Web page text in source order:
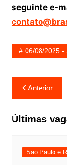
seguinte e-
06/08/2025 -
Navegação
de
Post
Anterior
Últimas
São Paulo e